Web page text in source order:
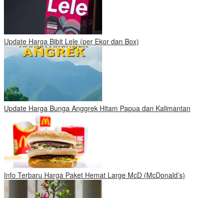
Update Harga Bibit Lele (per Ekor dan Box)
Update Harga Bunga Anggrek Hitam Papua dan Kalimantan
Info Terbaru Harga Paket Hemat Large McD (McDonald’s)